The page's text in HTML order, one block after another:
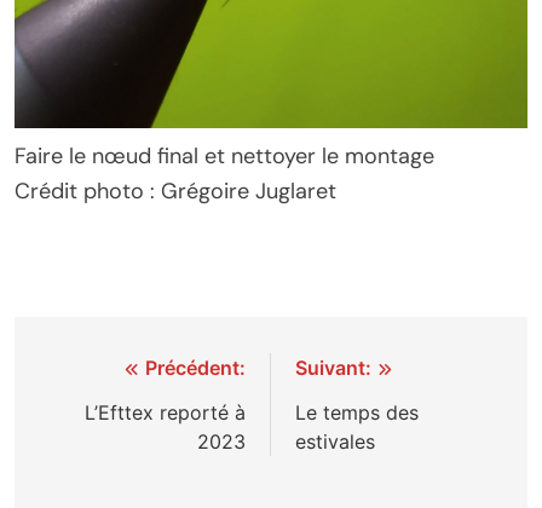
Faire le nœud final et nettoyer le montage
Crédit photo : Grégoire Juglaret
NavigationPrécédent:
L’Efttex reporté à
2023
Suivant:
Le temps des
estivales